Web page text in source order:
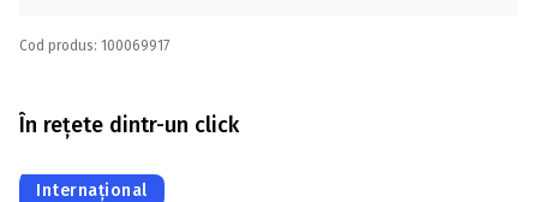
Cod produs: 100069917
În rețete dintr-un click
Internațional